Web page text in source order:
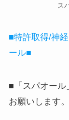
ス
■特許取得/神
ール■
■「スパオール
お願いします